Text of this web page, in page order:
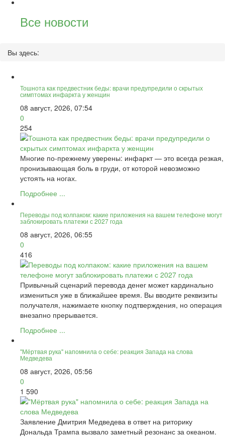
Все новости
Вы здесь:
Тошнота как предвестник беды: врачи предупредили о скрытых
симптомах инфаркта у женщин
08 август, 2026, 07:54
0
254
Многие по-прежнему уверены: инфаркт — это всегда резкая,
пронизывающая боль в груди, от которой невозможно
устоять на ногах.
Подробнее ...
Переводы под колпаком: какие приложения на вашем телефоне могут
заблокировать платежи с 2027 года
08 август, 2026, 06:55
0
416
Привычный сценарий перевода денег может кардинально
измениться уже в ближайшее время. Вы вводите реквизиты
получателя, нажимаете кнопку подтверждения, но операция
внезапно прерывается.
Подробнее ...
"Мёртвая рука" напомнила о себе: реакция Запада на слова
Медведева
08 август, 2026, 05:56
0
1 590
Заявление Дмитрия Медведева в ответ на риторику
Дональда Трампа вызвало заметный резонанс за океаном.